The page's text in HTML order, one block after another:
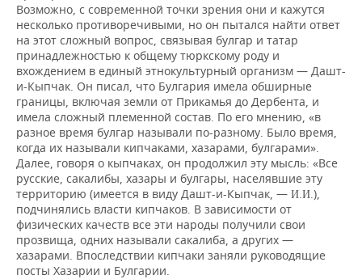
Возможно, с современной точки зрения они и кажутся
несколько противоречивыми, но он пытался найти ответ
на этот сложный вопрос, связывая булгар и татар
принадлежностью к общему тюркскому роду и
вхождением в единый этнокультурный организм — Дашт-
и-Кыпчак. Он писал, что Булгария имела обширные
границы, включая земли от Прикамья до Дербента, и
имела сложный племенной состав. По его мнению, «в
разное время булгар называли по-разному. Было время,
когда их называли кипчаками, хазарами, булгарами».
Далее, говоря о кыпчаках, он продолжил эту мысль: «Все
русские, сакалибы, хазары и булгары, населявшие эту
территорию (имеется в виду Дашт-и-Кыпчак, — И.И .),
подчинялись власти кипчаков. В зависимости от
физических качеств все эти народы получили свои
прозвища, одних называли сакалиба, а других —
хазарами. Впоследствии кипчаки заняли руководящие
посты Хазарии и Булгарии.